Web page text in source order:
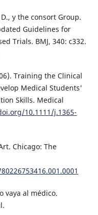
y the consort Group.
Guidelines for
Trials. BMJ, 340: c332.
Training the Clinical
Medical Students'
Skills. Medical
10.1111/j.1365-
Chicago: The
vaya al médico.